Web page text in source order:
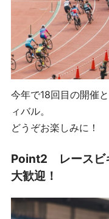
今年で18回目の開催
ィバル。
どうぞお楽しみに！
Point2 レース
大歓迎！